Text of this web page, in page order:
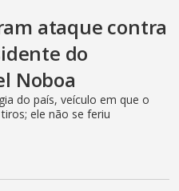
ataque contra
do
Noboa
do país, veículo em que o
ele não se feriu